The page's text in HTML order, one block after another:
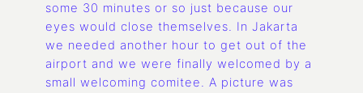
some 30 minutes or so just because our
eyes would close themselves. In Jakarta
we needed another hour to get out of the
airport and we were finally welcomed by a
small welcoming comitee. A picture was